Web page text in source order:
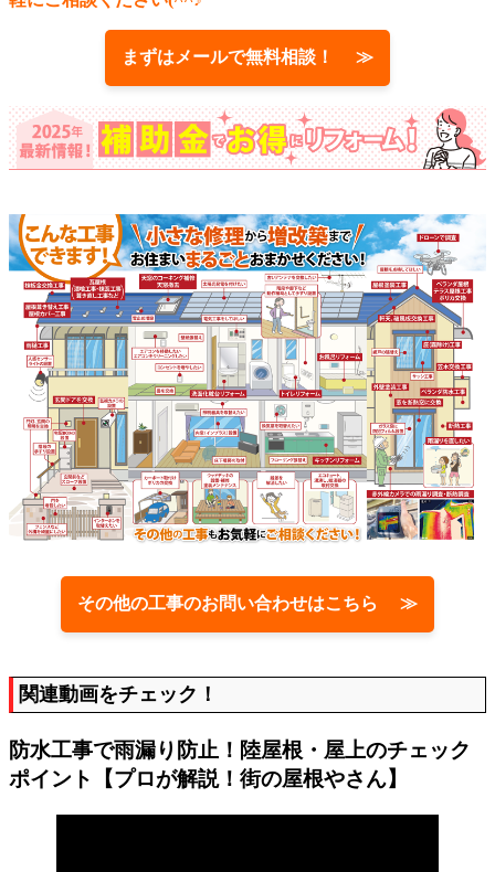
まずはメールで無料相談！ ≫
その他の工事のお問い合わせはこちら ≫
関連動画をチェック！
防水工事で雨漏り防止！陸屋根・屋上のチェック
ポイント【プロが解説！街の屋根やさん】